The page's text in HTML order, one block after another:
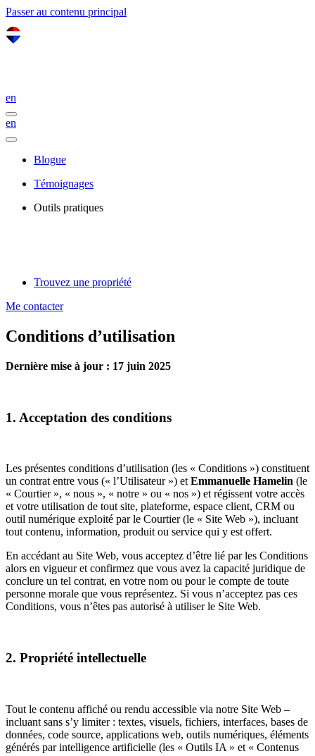
Passer au contenu principal
en
en
Blogue
Témoignages
Outils pratiques
Trouvez une propriété
Me contacter
Conditions d’utilisation
Dernière mise à jour : 17 juin 2025
1. Acceptation des conditions
Les présentes conditions d’utilisation (les « Conditions ») constituent
un contrat entre vous (« l’Utilisateur ») et Emmanuelle Hamelin (le
« Courtier », « nous », « notre » ou « nos ») et régissent votre accès
et votre utilisation de tout site, plateforme, espace client, CRM ou
outil numérique exploité par le Courtier (le « Site Web »), incluant
tout contenu, information, produit ou service qui y est offert.
En accédant au Site Web, vous acceptez d’être lié par les Conditions
alors en vigueur et confirmez que vous avez la capacité juridique de
conclure un tel contrat, en votre nom ou pour le compte de toute
personne morale que vous représentez. Si vous n’acceptez pas ces
Conditions, vous n’êtes pas autorisé à utiliser le Site Web.
2. Propriété intellectuelle
Tout le contenu affiché ou rendu accessible via notre Site Web –
incluant sans s’y limiter : textes, visuels, fichiers, interfaces, bases de
données, code source, applications web, outils numériques, éléments
générés par intelligence artificielle (les « Outils IA » et « Contenus